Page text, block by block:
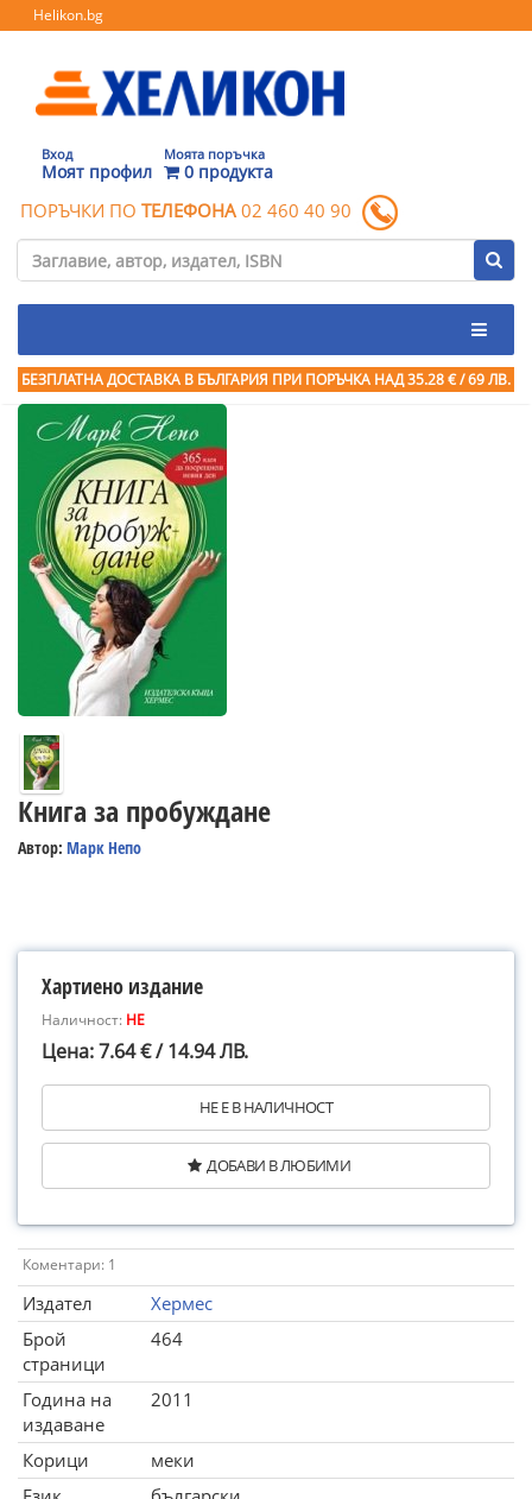
Helikon.bg
Вход
Моят профил
Моята поръчка
0 продукта
ПОРЪЧКИ ПО ТЕЛЕФОНА 02 460 40 90
БЕЗПЛАТНА ДОСТАВКА В БЪЛГАРИЯ ПРИ ПОРЪЧКА НАД 35.28 € / 69 ЛВ.
Книга за пробуждане
Автор: Марк Непо
Хартиено издание
Наличност: НЕ
Цена: 7.64 € / 14.94 ЛВ.
НЕ Е В НАЛИЧНОСТ
ДОБАВИ В ЛЮБИМИ
Коментари: 1
Издател
Хермес
Брой
страници
464
Година на
издаване
2011
Корици
меки